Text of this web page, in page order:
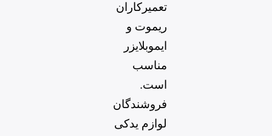
تعمیرکاران
ریموت و
ایموبلایزر
مناسب
است.
فروشندگان
لوازم یدکی